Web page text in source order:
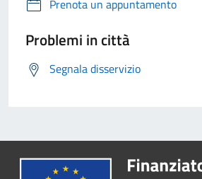
Prenota un appuntamento
Problemi in città
Segnala disservizio